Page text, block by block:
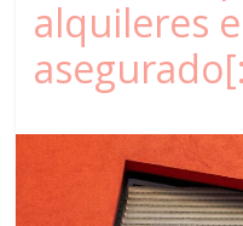
alquileres